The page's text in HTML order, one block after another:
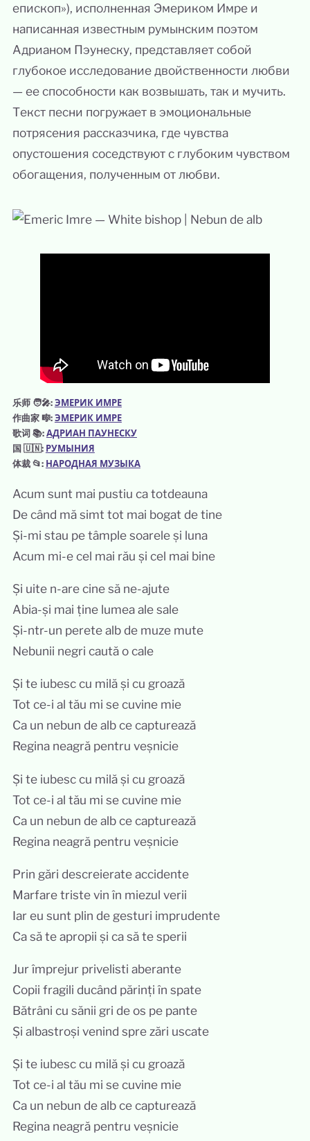
епископ»), исполненная Эмериком Имре и
написанная известным румынским поэтом
Адрианом Пэунеску, представляет собой
глубокое исследование двойственности любви
— ее способности как возвышать, так и мучить.
Текст песни погружает в эмоциональные
потрясения рассказчика, где чувства
опустошения соседствуют с глубоким чувством
обогащения, полученным от любви.
乐师 🧑‍🎤:ЭМЕРИК ИМРЕ
作曲家 🎼:ЭМЕРИК ИМРЕ
歌词 📚:АДРИАН ПАУНЕСКУ
国 🇺🇳: РУМЫНИЯ
体裁 📂: НАРОДНАЯ МУЗЫКА
Acum sunt mai pustiu ca totdeauna
De când mă simt tot mai bogat de tine
Și-mi stau pe tâmple soarele și luna
Acum mi-e cel mai rău și cel mai bine
Și uite n-are cine să ne-ajute
Abia-și mai ține lumea ale sale
Și-ntr-un perete alb de muze mute
Nebunii negri caută o cale
Și te iubesc cu milă și cu groază
Tot ce-i al tău mi se cuvine mie
Ca un nebun de alb ce capturează
Regina neagră pentru veșnicie
Și te iubesc cu milă și cu groază
Tot ce-i al tău mi se cuvine mie
Ca un nebun de alb ce capturează
Regina neagră pentru veșnicie
Prin gări descreierate accidente
Marfare triste vin în miezul verii
Iar eu sunt plin de gesturi imprudente
Ca să te apropii și ca să te sperii
Jur împrejur privelisti aberante
Copii fragili ducând părinți în spate
Bătrâni cu sănii gri de os pe pante
Și albastroși venind spre zări uscate
Și te iubesc cu milă și cu groază
Tot ce-i al tău mi se cuvine mie
Ca un nebun de alb ce capturează
Regina neagră pentru veșnicie